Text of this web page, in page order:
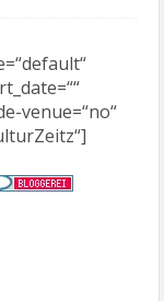
venue=“no“